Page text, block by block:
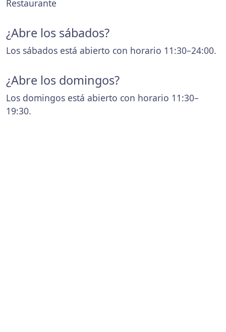
Restaurante
¿Abre los sábados?
Los sábados está abierto con horario 11:30–24:00.
¿Abre los domingos?
Los domingos está abierto con horario 11:30–
19:30.